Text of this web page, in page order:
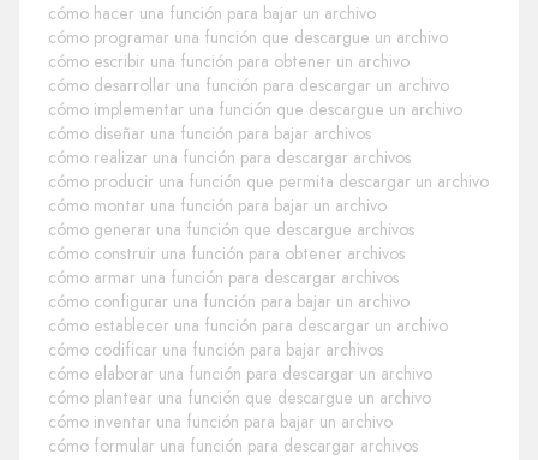
cómo hacer una función para bajar un archivo
cómo programar una función que descargue un archivo
cómo escribir una función para obtener un archivo
cómo desarrollar una función para descargar un archivo
cómo implementar una función que descargue un archivo
cómo diseñar una función para bajar archivos
cómo realizar una función para descargar archivos
cómo producir una función que permita descargar un archivo
cómo montar una función para bajar un archivo
cómo generar una función que descargue archivos
cómo construir una función para obtener archivos
cómo armar una función para descargar archivos
cómo configurar una función para bajar un archivo
cómo establecer una función para descargar un archivo
cómo codificar una función para bajar archivos
cómo elaborar una función para descargar un archivo
cómo plantear una función que descargue un archivo
cómo inventar una función para bajar un archivo
cómo formular una función para descargar archivos